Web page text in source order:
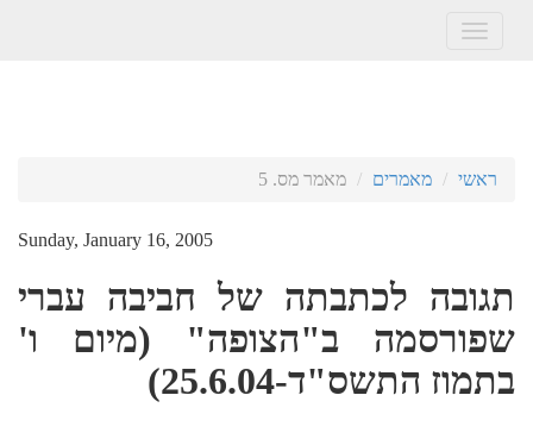
Toggle
ראשי מאמרים מאמר מס. 5
Sunday, January 16, 2005
תגובה לכתבתה של חביבה עברי
שפורסמה ב"הצופה" (מיום ו'
בתמוז התשס"ד-25.6.04)